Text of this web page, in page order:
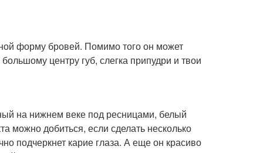
форму бровей. Помимо того он может
центру губ, слегка припудри и твои
на нижнем веке под ресницами, белый
можно добиться, если сделать несколько
подчеркнет карие глаза. А еще он красиво